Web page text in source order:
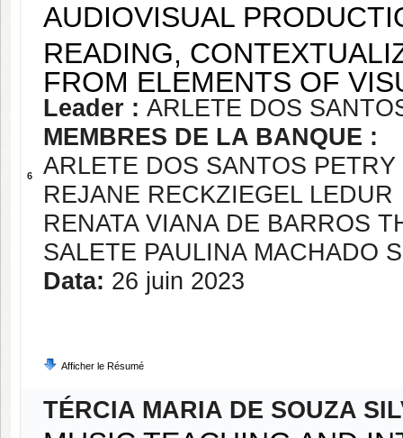
6
AUDIOVISUAL
READING,
FROM ELEMENTS OF
Leader : ARLETE DOS
MEMBRES DE LA BANQUE :
ARLETE DOS SANTOS PETRY
REJANE RECKZIEGEL LEDUR
RENATA VIANA DE BARROS
SALETE PAULINA MACHADO
Data: 26 juin 2023
Afficher le Résumé
TÉRCIA MARIA DE SOUZA